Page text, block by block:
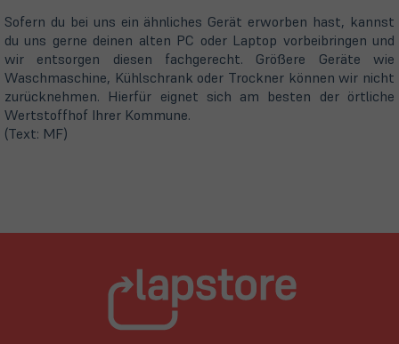
Sofern du bei uns ein ähnliches Gerät erworben hast, kannst
du uns gerne deinen alten PC oder Laptop vorbeibringen und
wir entsorgen diesen fachgerecht. Größere Geräte wie
Waschmaschine, Kühlschrank oder Trockner können wir nicht
zurücknehmen. Hierfür eignet sich am besten der örtliche
Wertstoffhof Ihrer Kommune.
(Text: MF)